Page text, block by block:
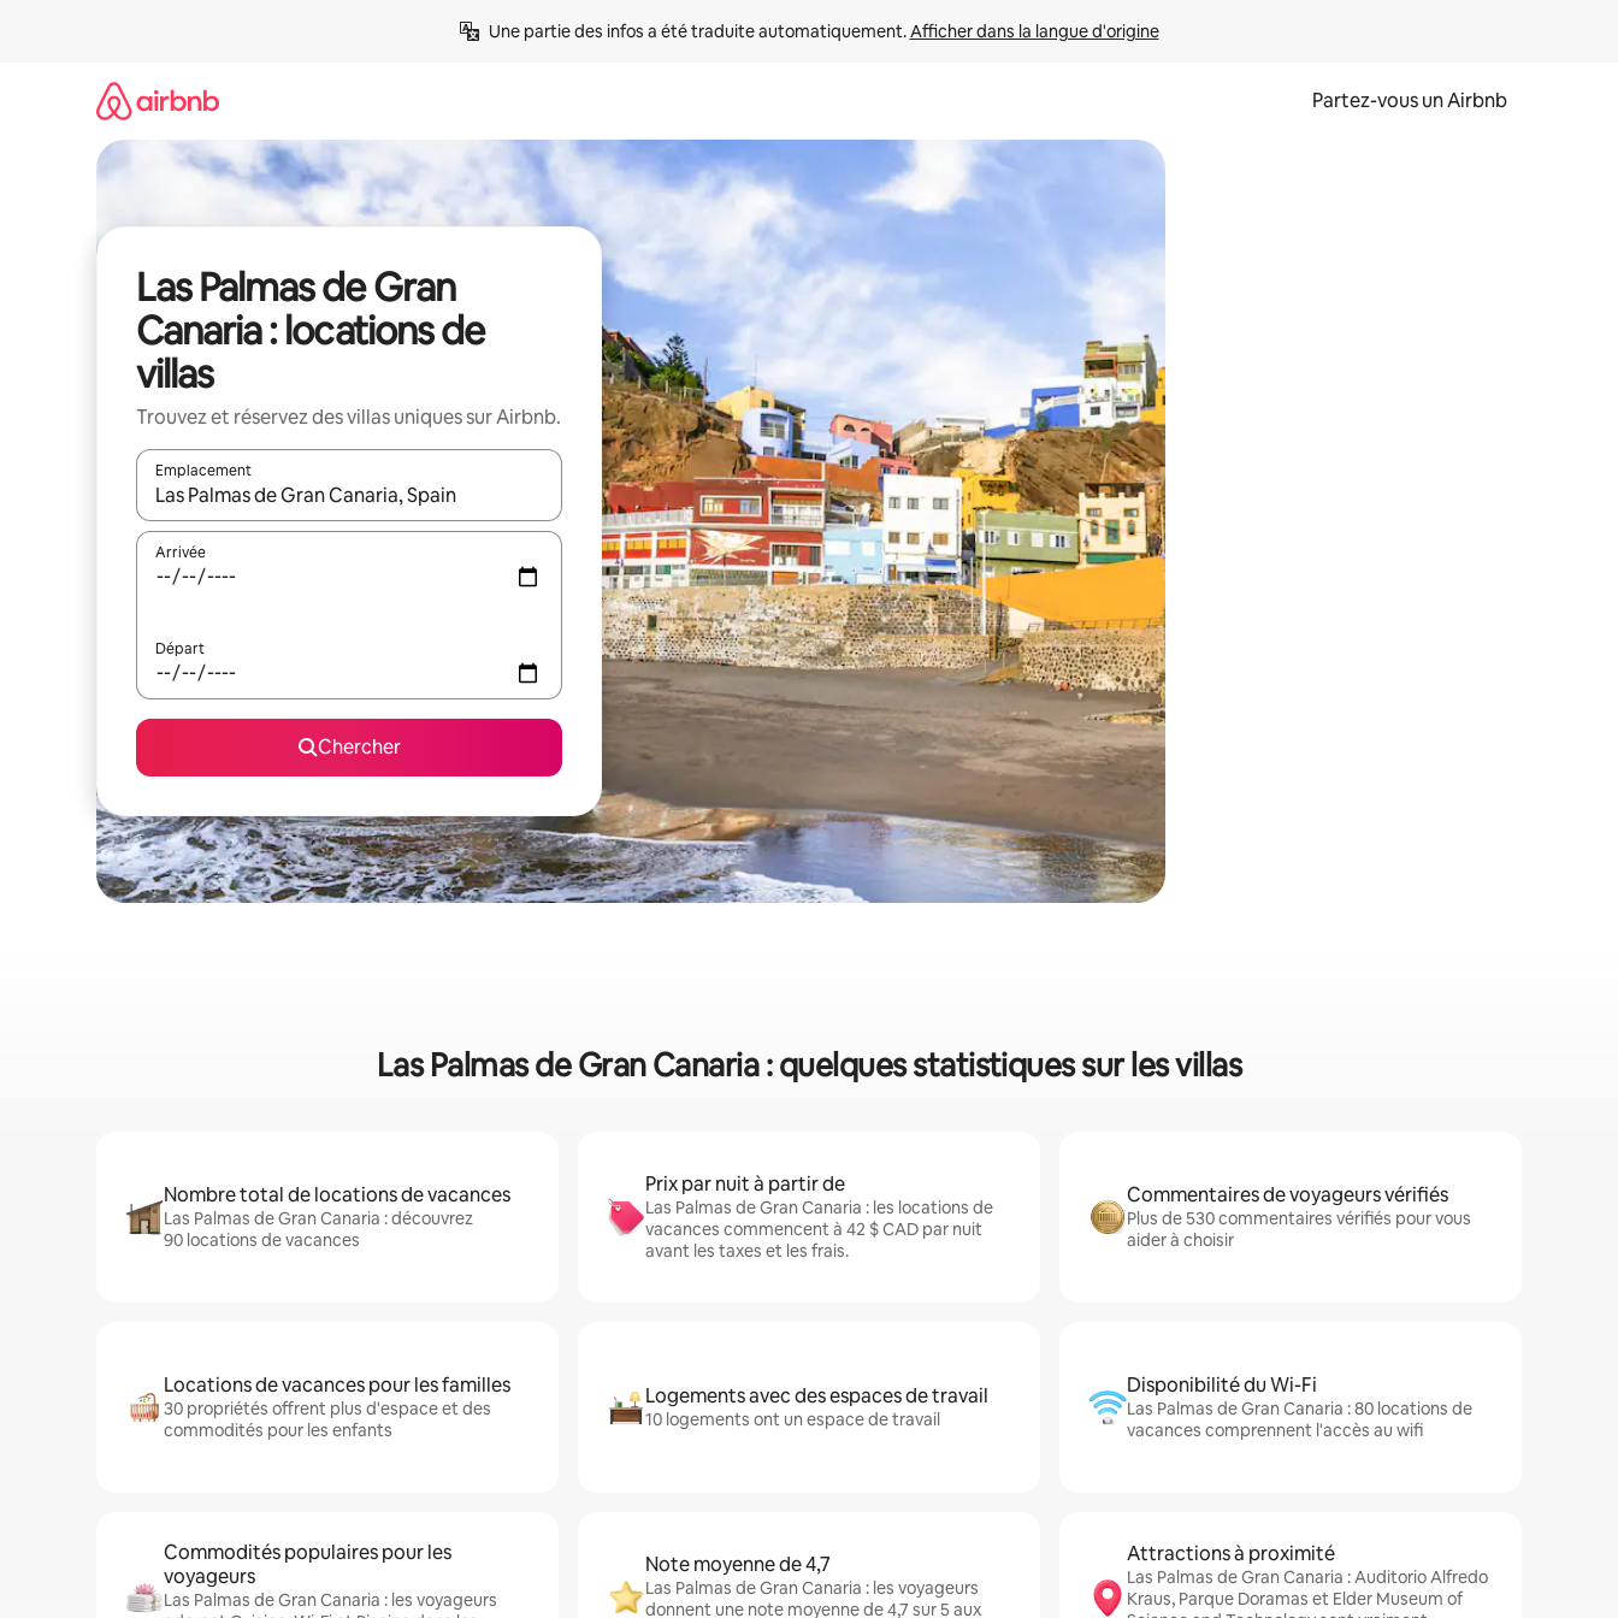
Une partie des infos a été traduite automatiquement. Afficher dans la langue d'origine
Partez-vous un Airbnb
Las Palmas de Gran
Canaria : locations de
villas
Trouvez et réservez des villas uniques sur Airbnb.
Emplacement
Quand les résultats sont affichés, parcourez-les en utilisant les flèches vers le haut et vers le bas, ou en appuyant dessus et en les faisant glisser.
Arrivée
Départ
Chercher
Las Palmas de Gran Canaria : quelques statistiques sur les villas
Nombre total de locations de vacances
Las Palmas de Gran Canaria : découvrez
90 locations de vacances
Prix par nuit à partir de
Las Palmas de Gran Canaria : les locations de
vacances commencent à 42 $ CAD par nuit
avant les taxes et les frais.
Commentaires de voyageurs vérifiés
Plus de 530 commentaires vérifiés pour vous
aider à choisir
Locations de vacances pour les familles
30 propriétés offrent plus d'espace et des
commodités pour les enfants
Logements avec des espaces de travail
10 logements ont un espace de travail
Disponibilité du Wi-Fi
Las Palmas de Gran Canaria : 80 locations de
vacances comprennent l'accès au wifi
Commodités populaires pour les
voyageurs
Las Palmas de Gran Canaria : les voyageurs
Note moyenne de 4,7
Las Palmas de Gran Canaria : les voyageurs
donnent une note moyenne de 4,7 sur 5 aux
Attractions à proximité
Las Palmas de Gran Canaria : Auditorio Alfredo
Kraus, Parque Doramas et Elder Museum of